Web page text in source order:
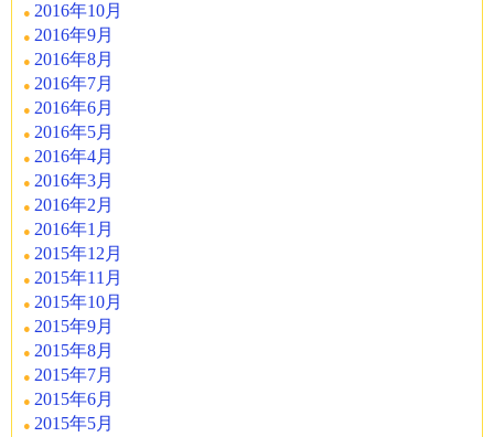
2016年10月
2016年9月
2016年8月
2016年7月
2016年6月
2016年5月
2016年4月
2016年3月
2016年2月
2016年1月
2015年12月
2015年11月
2015年10月
2015年9月
2015年8月
2015年7月
2015年6月
2015年5月